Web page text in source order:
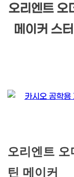
오리엔트 오
메이커 스
오리엔트
틴 메이커